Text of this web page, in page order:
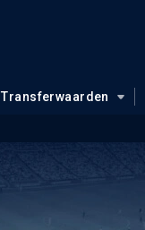
Transferwaarden